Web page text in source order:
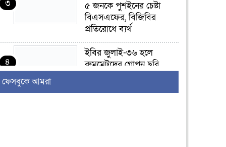
৩
৫ জনকে পুশইনের চেষ্টা
বিএসএফের, বিজিবির
প্রতিরোধে ব্যর্থ
৪
ইবির জুলাই-৩৬ হলে
রুমমেটদের গোপন ছবি
ফেসবুকে আমরা